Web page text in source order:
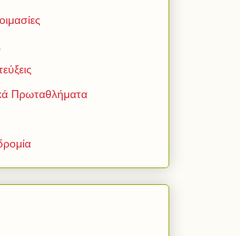
Πρωταθλήματα